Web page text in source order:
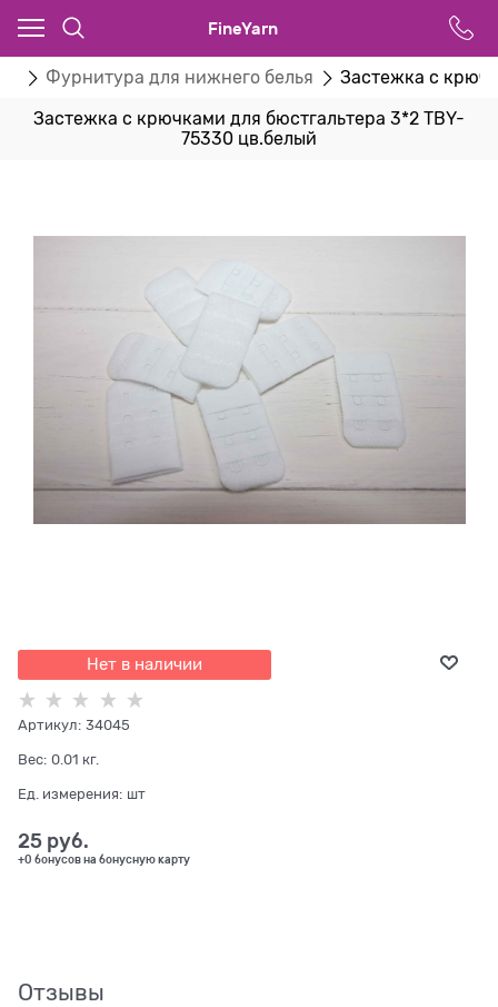
FineYarn
Фурнитура для нижнего белья Застежка с
Застежка с крючками для бюстгальтера 3*2 TBY-
75330 цв.белый
Нет в наличии
Артикул: 34045
Вес: 0.01 кг.
Ед. измерения: шт
25 руб.
+0 бонусов на бонусную карту
Отзывы